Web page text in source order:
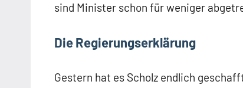
sind Minister schon für weniger
Die Regierungserklärung
Gestern hat es Scholz endlich